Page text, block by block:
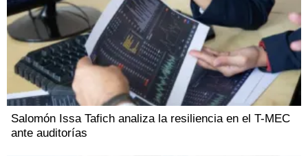
Salomón Issa Tafich analiza la resiliencia en el T-MEC
ante auditorías